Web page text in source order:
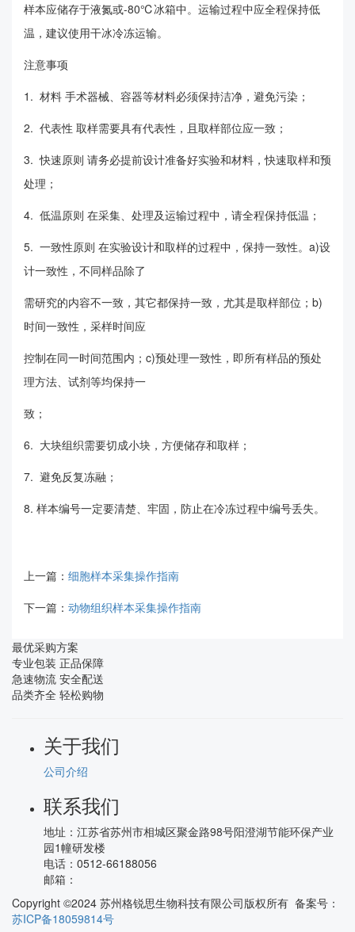
样本应储存于液氮或-80℃冰箱中。运输过程中应全程保持低
温，建议使用干冰冷冻运输。
注意事项
1. 材料 手术器械、容器等材料必须保持洁净，避免污染；
2. 代表性 取样需要具有代表性，且取样部位应一致；
3. 快速原则 请务必提前设计准备好实验和材料，快速取样和预
处理；
4. 低温原则 在采集、处理及运输过程中，请全程保持低温；
5. 一致性原则 在实验设计和取样的过程中，保持一致性。a)设
计一致性，不同样品除了
需研究的内容不一致，其它都保持一致，尤其是取样部位；b)
时间一致性，采样时间应
控制在同一时间范围内；c)预处理一致性，即所有样品的预处
理方法、试剂等均保持一
致；
6. 大块组织需要切成小块，方便储存和取样；
7. 避免反复冻融；
8. 样本编号一定要清楚、牢固，防止在冷冻过程中编号丢失。
上一篇： 细胞样本采集操作指南
下一篇： 动物组织样本采集操作指南
最优采购方案
专业包装 正品保障
急速物流 安全配送
品类齐全 轻松购物
关于我们
公司介绍
联系我们
地址： 江苏省苏州市相城区聚金路98号阳澄湖节能环保产业
园1幢研发楼
电话： 0512-66188056
邮箱：
Copyright ©2024 苏州格锐思生物科技有限公司版权所有 备案号：
苏ICP备18059814号